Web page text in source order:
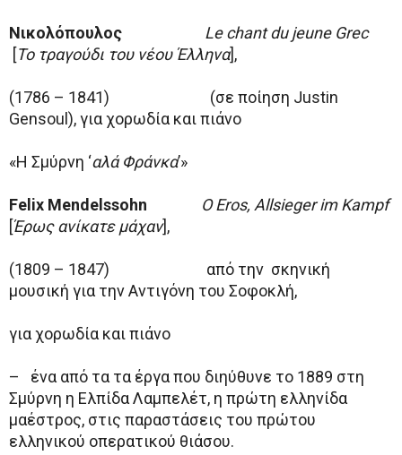
Νικολόπουλος Le chant du jeune Grec
[Το τραγούδι του νέου Έλληνα],
(1786 – 1841) (σε ποίηση Justin
Gensoul), για χορωδία και πιάνο
«Η Σμύρνη ‘αλά Φράνκα’»
Felix Mendelssohn
O Eros, Allsieger im Kampf
[Έρως ανίκατε μάχαν],
(1809 – 1847) από την σκηνική
μουσική για την Αντιγόνη του Σοφοκλή,
για χορωδία και πιάνο
– ένα από τα τα έργα που διηύθυνε το 1889 στη
Σμύρνη η Ελπίδα Λαμπελέτ, η πρώτη ελληνίδα
μαέστρος, στις παραστάσεις του πρώτου
ελληνικού οπερατικού θιάσου.